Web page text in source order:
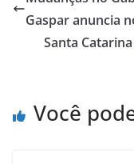
Gaspar anuncia
Santa
Você